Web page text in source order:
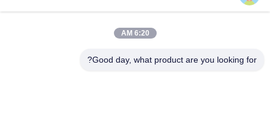
Foam Recycling Machine Cutting Machine For Processing
6:20 AM
Good day, what product are you looking for?